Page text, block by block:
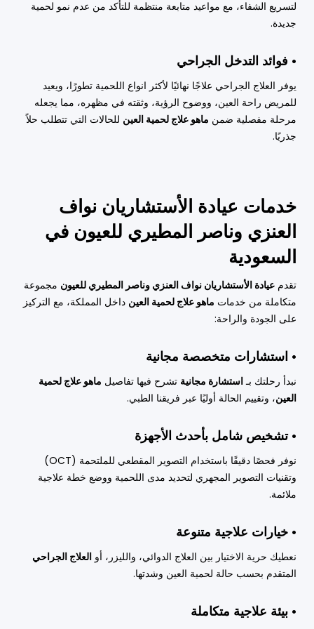
لتسريع الشفاء، مع مواعيد متابعة منتظمة للتأكد من عدم نمو لحمية
جديدة.
• فوائد التدخل الجراحي
يوفر العلاج الجراحي علاجًا نهائيًا لأكثر انواع اللحمية تطورًا، ويعيد
للمريض راحة العين، ووضوح الرؤية، وثقته في مظهره، مما يجعله
مرحلة مفصلية ضمن ماهو علاج لحمية العين للحالات التي تتطلب حلاً
جذريًا.
خدمات عيادة الأستشاريان نواف
العنزي وناصر المطيري للعيون في
السعودية
تقدم عيادة الأستشاريان نواف العنزي وناصر المطيري للعيون مجموعة
متكاملة من خدمات ماهو علاج لحمية العين داخل المملكة، مع التركيز
على الجودة والراحة:
• استشارات متخصصة مجانية
نبدأ رحلتك بـاستشارة مجانية تشرح فيها تفاصيل ماهو علاج لحمية
العين، وتقييم الحالة أوليًا عبر فريقنا الطبي.
• تشخيص شامل بأحدث الأجهزة
نوفر فحصًا دقيقًا باستخدام التصوير المقطعي للملتحمة (OCT)
وتقنيات التصوير المجهري لتحديد مدى اللحمية ووضع خطة علاجية
ملائمة.
• خيارات علاجية متنوعة
نعطيك حرية الاختيار بين العلاج الدوائي، والليزر، أو العلاج الجراحي
المتقدم بحسب حالة لحمية العين وشدتها.
• بيئة علاجية متكاملة